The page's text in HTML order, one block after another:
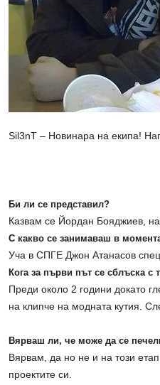
Sil3nT – Новинара на екипа!
Би ли се представил?
Казвам се Йордан Бояджиев,
С какво се занимаваш в
Уча в СПГЕ Джон Атанасов
Кога за първи път се сблъска с
Преди около 2 години докато
на клипче на модната кутия.
Вярваш ли, че може да се
Вярвам, да но не и на този
проектите си.